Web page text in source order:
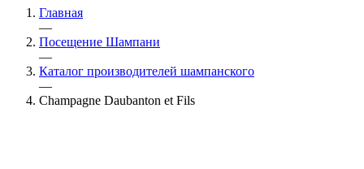
Главная
—
Посещение Шампани
—
Каталог производителей шампанского
—
Champagne Daubanton et Fils